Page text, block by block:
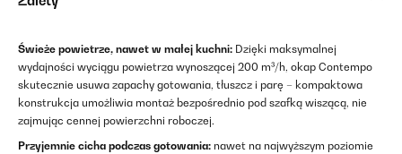
Świeże powietrze, nawet w małej kuchni: Dzięki maksymalnej
wydajności wyciągu powietrza wynoszącej 200 m³/h, okap Contempo
skutecznie usuwa zapachy gotowania, tłuszcz i parę – kompaktowa
konstrukcja umożliwia montaż bezpośrednio pod szafką wiszącą, nie
zajmując cennej powierzchni roboczej.
Przyjemnie cicha podczas gotowania: nawet na najwyższym poziomie